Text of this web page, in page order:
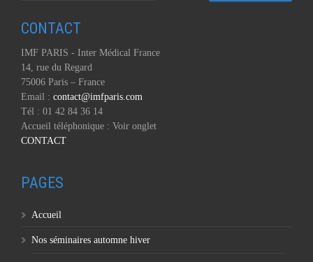
CONTACT
IMF PARIS - Inter Médical France
14, rue du Regard
75006 Paris – France
Email : contact@imfparis.com
Tél : 01 42 84 36 14
Accueil téléphonique : Voir onglet
CONTACT
PAGES
Accueil
Nos séminaires automne hiver